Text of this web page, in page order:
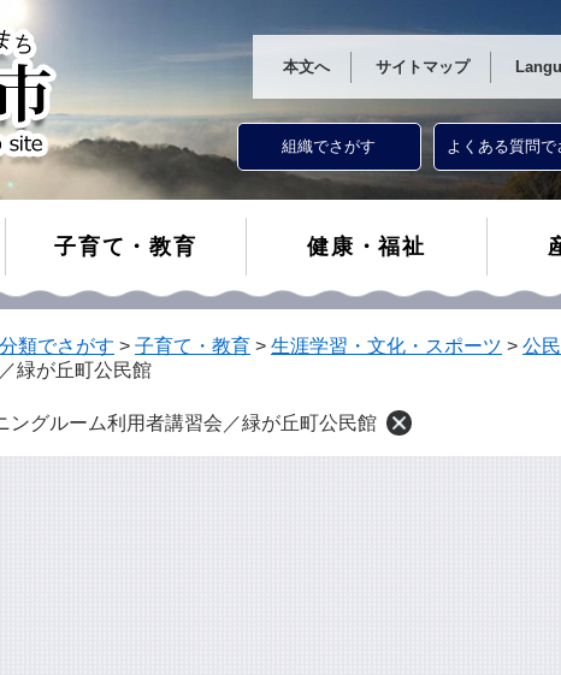
本文へ サイトマップ
組織でさがす よくある質問で
子育て・教育 健康・福祉
分類でさがす > 子育て・教育 > 生涯学習・文化・スポーツ > 公
緑が丘町公民館
ングルーム利用者講習会／緑が丘町公民館